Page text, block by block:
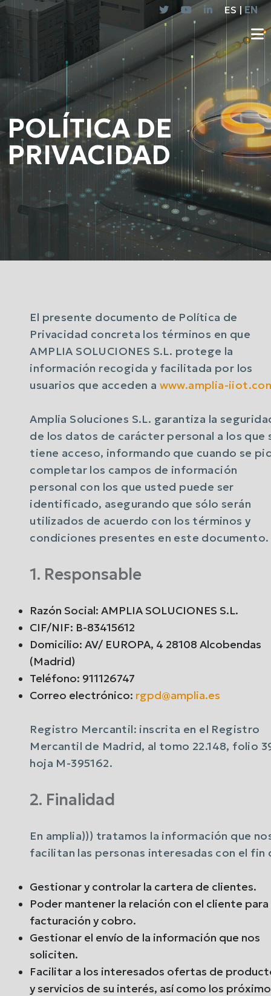
ES |EN
POLÍTICA DE
PRIVACIDAD
El presente documento de Política de
Privacidad concreta los términos en que
AMPLIA SOLUCIONES S.L. protege la
información recogida y facilitada por los
usuarios que acceden a www.amplia-
Amplia Soluciones S.L. garantiza la
de los datos de carácter personal a los que
tiene acceso, informando que cuando se
completar los campos de información
personal con los que usted puede ser
identificado, asegurando que sólo serán
utilizados de acuerdo con los términos y
condiciones presentes en este documento.
1. Responsable
Razón Social: AMPLIA SOLUCIONES S.L.
CIF/NIF: B-83415612
Domicilio: AV/ EUROPA, 4 28108 Alcobendas
(Madrid)
Teléfono: 911126747
Correo electrónico: rgpd@amplia.es
Registro Mercantil: inscrita en el Registro
Mercantil de Madrid, al tomo 22.148, folio
hoja M-395162.
2. Finalidad
En amplia))) tratamos la información que
facilitan las personas interesadas con el fin
Gestionar y controlar la cartera de clientes.
Poder mantener la relación con el cliente para
facturación y cobro.
Gestionar el envío de la información que nos
soliciten.
Facilitar a los interesados ofertas de
y servicios de su interés, así como los